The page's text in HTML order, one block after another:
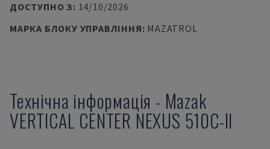
ДОСТУПНО З: 14/10/2026
МАРКА БЛОКУ УПРАВЛІННЯ: MAZATROL
Технічна інформація - Mazak
VERTICAL CENTER NEXUS 510C-II